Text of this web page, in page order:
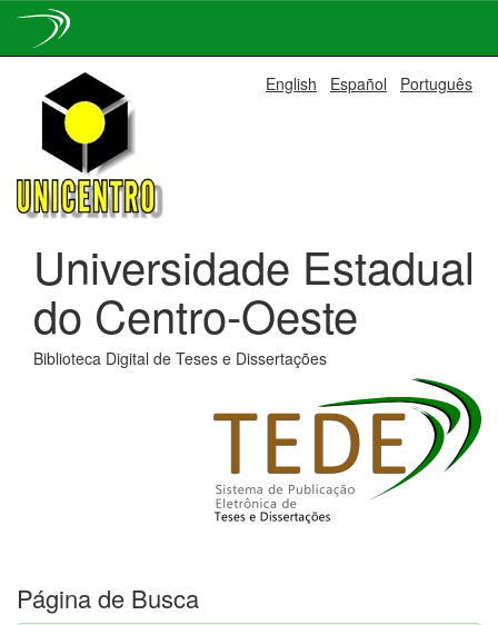
navigation
English Español Português
Universidade Estadual
do Centro-Oeste
Biblioteca Digital de Teses e Dissertações
Página de Busca